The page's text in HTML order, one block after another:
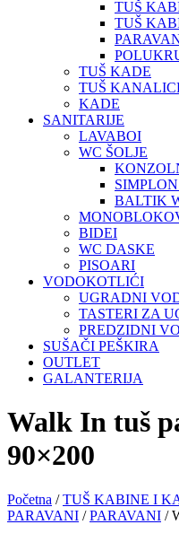
TUŠ
TUŠ
TUŠ KADE
TUŠ
KADE
SANITARIJE
LAVABOI
WC ŠOLJE
BALTIK
BIDEI
WC DASKE
PISOARI
VODOKOTLIĆI
UGRADNI
TASTERI ZA
PREDZIDNI
SUŠAČI PEŠKIRA
OUTLET
GALANTERIJA
Walk In tuš
90×200
Početna /TUŠ KABINE I
PARAVANI /PARAVANI /